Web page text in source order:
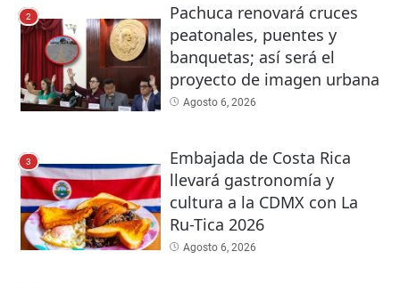
2
Pachuca renovará cruces
peatonales, puentes y
banquetas; así será el
proyecto de imagen urbana
Agosto 6, 2026
3
Embajada de Costa Rica
llevará gastronomía y
cultura a la CDMX con La
Ru-Tica 2026
Agosto 6, 2026